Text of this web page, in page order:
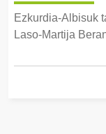
Ezkurdia-Albisuk
Laso-Martija